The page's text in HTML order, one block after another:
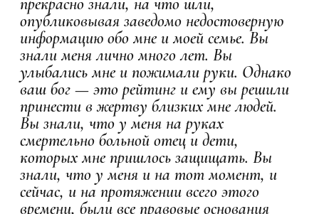
опубликовывая заведомо недостоверную
информацию обо мне и моей семье. Вы
знали меня лично много лет. Вы
улыбались мне и пожимали руки. Однако
ваш бог — это рейтинг и ему вы решили
принести в жертву близких мне людей.
Вы знали, что у меня на руках
смертельно больной отец и дети,
которых мне пришлось защищать. Вы
знали, что у меня и на тот момент, и
сейчас, и на протяжении всего этого
времени, были все правовые основания